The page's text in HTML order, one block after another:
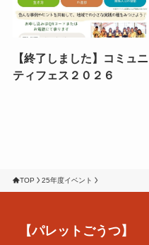
【終了しました】コミュニ
ティフェス２０２６
TOP 25年度イベント
【パレットごうつ】